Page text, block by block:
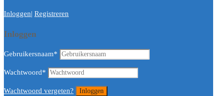
Inloggen| Registreren
Inloggen
Gebruikersnaam*
Wachtwoord*
Wachtwoord vergeten?